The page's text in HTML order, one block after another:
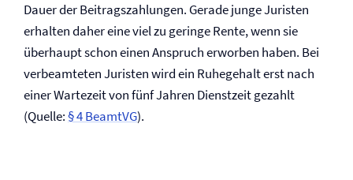
Dauer der Beitragszahlungen. Gerade junge Juristen
erhalten daher eine viel zu geringe Rente, wenn sie
überhaupt schon einen Anspruch erworben haben. Bei
verbeamteten Juristen wird ein Ruhegehalt erst nach
einer Wartezeit von fünf Jahren Dienstzeit gezahlt
(Quelle:§ 4 BeamtVG).